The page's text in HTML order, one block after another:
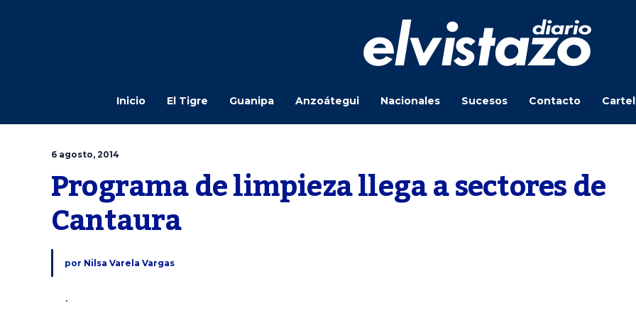
Inicio El Tigre Guanipa Anzoátegui Nacionales Sucesos Contacto
6 agosto, 2014
Programa de limpieza llega a sectores de
Cantaura
por Nilsa Varela Vargas
.